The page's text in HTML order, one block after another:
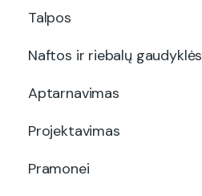
Talpos
Naftos ir riebalų gaudyklės
Aptarnavimas
Projektavimas
Pramonei